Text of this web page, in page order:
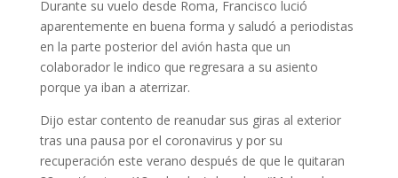
Durante su vuelo desde Roma, Francisco lució
aparentemente en buena forma y saludó a periodistas
en la parte posterior del avión hasta que un
colaborador le indico que regresara a su asiento
porque ya iban a aterrizar.
Dijo estar contento de reanudar sus giras al exterior
tras una pausa por el coronavirus y por su
recuperación este verano después de que le quitaran